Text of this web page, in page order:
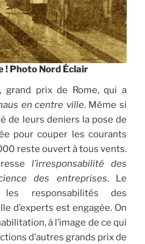
! Photo Nord Éclair
grand prix de Rome, qui a
en centre ville. Même si
de leurs deniers la pose de
pour couper les courants
reste ouvert à tous vents.
l’irresponsabilité des
des entreprises. Le
responsabilités des
d’experts est engagée. On
à l’image de ce qui
d’autres grands prix de